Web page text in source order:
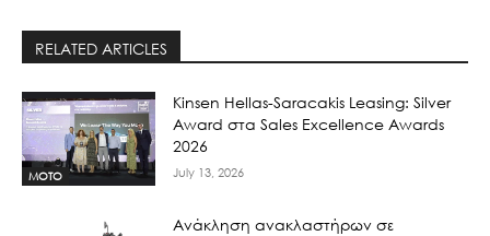
RELATED ARTICLES
MOTO
Kinsen Hellas-Saracakis Leasing: Silver
Award στα Sales Excellence Awards
2026
July 13, 2026
Ανάκληση ανακλαστήρων σε